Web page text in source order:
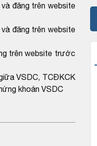
đăng trên website
đăng trên website
trên website trước
VSDC, TCĐKCK
khoán VSDC